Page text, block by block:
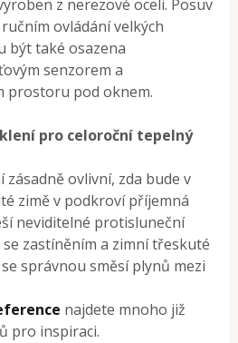
z nerezové oceli. Posuv
ovládání velkých
být také osazena
senzorem a
prostoru pod oknem.
pro celoroční tepelný
ovlivní, zda bude v
zimě v podkroví příjemná
neviditelné protisluneční
zastíněním a zimní třeskuté
správnou směsí plynů mezi
najdete mnoho již
pro inspiraci.